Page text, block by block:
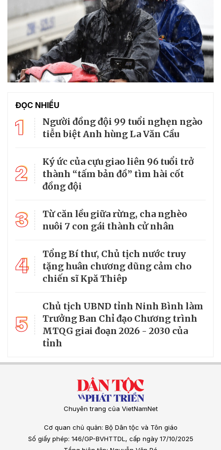
ĐỌC NHIỀU
1
Người đồng đội 99 tuổi nghẹn ngào
tiễn biệt Anh hùng La Văn Cầu
2
Ký ức của cựu giao liên 96 tuổi trở
thành “tấm bản đồ” tìm hài cốt
đồng đội
3
Từ căn lều giữa rừng, cha nghèo
nuôi 7 con gái thành cử nhân
4
Tổng Bí thư, Chủ tịch nước truy
tặng huân chương dũng cảm cho
chiến sĩ Kpă Thiêp
5
Chủ tịch UBND tỉnh Ninh Bình làm
Trưởng Ban Chỉ đạo Chương trình
MTQG giai đoạn 2026 - 2030 của
tỉnh
Chuyên trang của VietNamNet
Cơ quan chủ quản: Bộ Dân tộc và Tôn giáo
Số giấy phép: 146/GP-BVHTTDL, cấp ngày 17/10/2025